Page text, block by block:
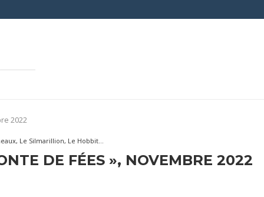
2022
Le Silmarillion, Le Hobbit...
DE FÉES », NOVEMBRE 2022